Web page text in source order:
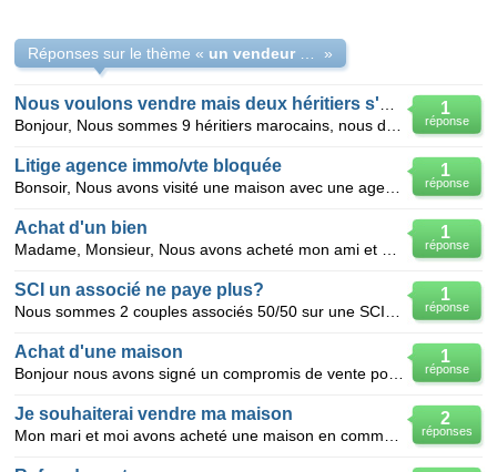
Réponses sur le thème « »
1
réponse
1
réponse
Litige agence immo/vte bloquée
1
réponse
Achat d'un bien
1
réponse
SCI un associé ne paye plus?
1
réponse
Achat d'une maison
2
réponses
Je souhaiterai vendre ma maison